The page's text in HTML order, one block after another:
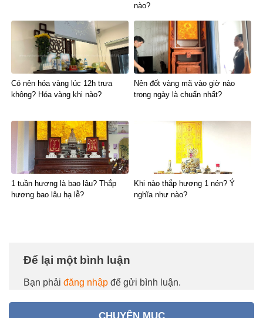
CHUYÊN MỤC
nào?
Có nên hóa vàng lúc 12h trưa
không? Hóa vàng khi nào?
Nên đốt vàng mã vào giờ nào
trong ngày là chuẩn nhất?
1 tuần hương là bao lâu? Thắp
hương bao lâu hạ lễ?
Khi nào thắp hương 1 nén? Ý
nghĩa như nào?
Để lại một bình luận
Bạn phải đăng nhập để gửi bình luận.